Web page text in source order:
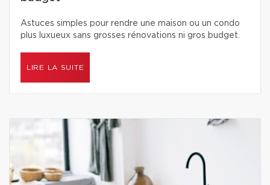
Astuces simples pour rendre une maison ou un condo
plus luxueux sans grosses rénovations ni gros budget.
LIRE LA SUITE